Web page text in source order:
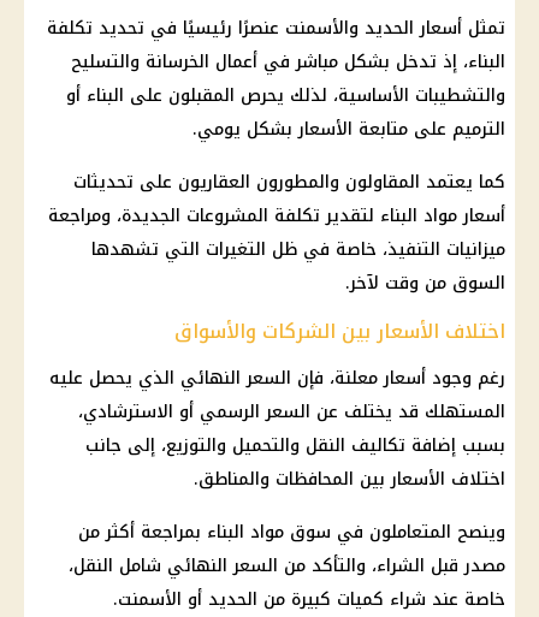
تمثل أسعار الحديد والأسمنت عنصرًا رئيسيًا في تحديد تكلفة
البناء، إذ تدخل بشكل مباشر في أعمال الخرسانة والتسليح
والتشطيبات الأساسية، لذلك يحرص المقبلون على البناء أو
الترميم على متابعة الأسعار بشكل يومي.
كما يعتمد المقاولون والمطورون العقاريون على تحديثات
أسعارمواد البناء لتقدير تكلفة المشروعات الجديدة، ومراجعة
ميزانيات التنفيذ، خاصة في ظل التغيرات التي تشهدها
السوق من وقت لآخر.
اختلاف الأسعار بين الشركات والأسواق
رغم وجود أسعار معلنة، فإن السعر النهائي الذي يحصل عليه
المستهلك قد يختلف عن السعر الرسمي أو الاسترشادي،
بسبب إضافة تكاليف النقل والتحميل والتوزيع، إلى جانب
اختلاف الأسعار بين المحافظات والمناطق.
وينصح المتعاملون في سوق مواد البناء بمراجعة أكثر من
مصدر قبل الشراء، والتأكد من السعر النهائي شامل النقل،
خاصة عند شراء كميات كبيرة من الحديد أو الأسمنت.